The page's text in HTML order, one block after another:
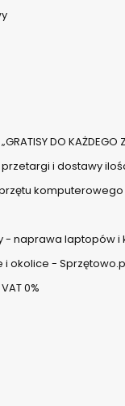
DO KAŻDEGO
i dostawy
komputerowego
- naprawa laptopów i
i okolice -
0%